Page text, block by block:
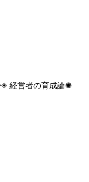
◈ 経営者の育成論✺